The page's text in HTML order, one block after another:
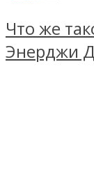
Что же
Энерджи